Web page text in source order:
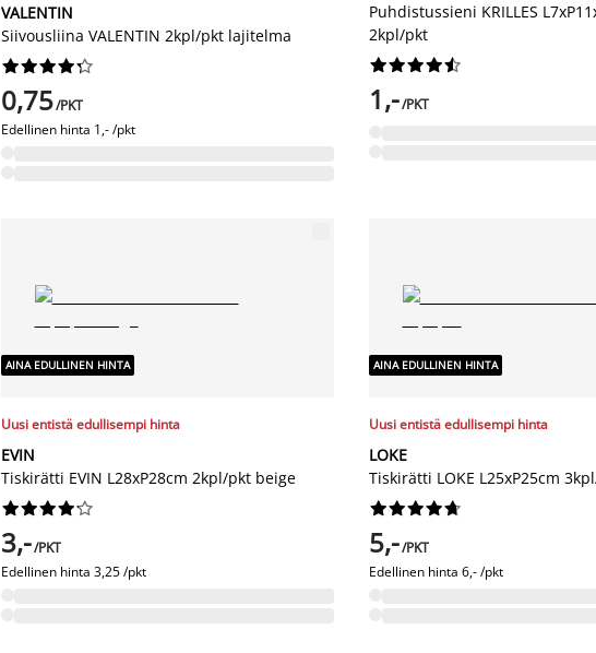
VALENTIN
Siivousliina VALENTIN 2kpl/pkt lajitelma






0,75/PKT
Edellinen hinta 1,- /pkt
Puhdistussieni KRILLES
2kpl/pkt






1,-/PKT
AINA EDULLINEN HINTA
Uusi entistä edullisempi hinta
EVIN
Tiskirätti EVIN L28xP28cm 2kpl/pkt beige






3,-/PKT
Edellinen hinta 3,25 /pkt
AINA EDULLINEN HINTA
Uusi entistä edullisempi hinta
LOKE
Tiskirätti LOKE L25xP25cm






5,-/PKT
Edellinen hinta 6,- /pkt